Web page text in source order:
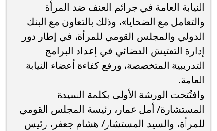
النيابة العامة في جرائم العنف ضد المرأة
والتعامل مع الضحايا»، وذلك بالتعاون مع البنك
الدولي والمجلس القومي للمرأة، في إطار دور
إدارة التفتيش القضائي في إعداد البرامج
التدريبية المتخصصة، ورفع كفاءة أعضاء النيابة
العامة.
وافتُتحت الورشة الأولى بكلمة السيدة
المستشارة/ أمل عمار، رئيسة المجلس القومي
للمرأة، والسيد المستشار/ هشام جعفر، رئيس